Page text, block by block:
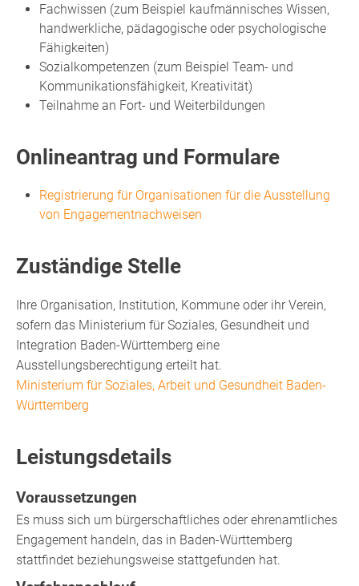
Fachwissen (zum Beispiel kaufmännisches Wissen,
handwerkliche, pädagogische oder psychologische
Fähigkeiten)
Sozialkompetenzen (zum Beispiel Team- und
Kommunikationsfähigkeit, Kreativität)
Teilnahme an Fort- und Weiterbildungen
Onlineantrag und Formulare
Registrierung für Organisationen für die Ausstellung
von Engagementnachweisen
Zuständige Stelle
Ihre Organisation, Institution, Kommune oder ihr Verein,
sofern das Ministerium für Soziales, Gesundheit und
Integration Baden-Württemberg eine
Ausstellungsberechtigung erteilt hat.
Ministerium für Soziales, Arbeit und Gesundheit Baden-
Württemberg
Leistungsdetails
Voraussetzungen
Es muss sich um bürgerschaftliches oder ehrenamtliches
Engagement handeln, das in Baden-Württemberg
stattfindet beziehungsweise stattgefunden hat.